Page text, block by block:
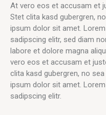
At vero eos et accusam et
Stet clita kasd gubergren,
ipsum dolor sit amet.
sadipscing elitr, sed diam
labore et dolore magna
vero eos et accusam et
clita kasd gubergren, no
ipsum dolor sit amet.
sadipscing elitr.